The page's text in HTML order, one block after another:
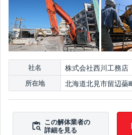
社名 株式会社西川工務店
所在地 北海道北見市留辺蘂
この解体業者の
詳細を見る